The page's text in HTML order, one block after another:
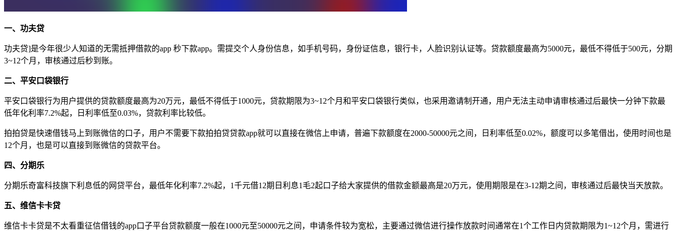
一、功夫贷
功夫贷]是今年很少人知道的无需抵押借款的app 秒下款app。需提交个人身份信息，如手机号码，身份证信息，银行卡，人脸识别认证等。贷款额度最高为5000元，最低不得低于500元，分期
3~12个月，审核通过后秒到账。
二、平安口袋银行
平安口袋银行为用户提供的贷款额度最高为20万元，最低不得低于1000元，贷款期限为3~12个月和平安口袋银行类似，也采用邀请制开通，用户无法主动申请审核通过后最快一分钟下款最
低年化利率7.2%起，日利率低至0.03%，贷款利率比较低。
拍拍贷是快速借钱马上到账微信的口子，用户不需要下款拍拍贷贷款app就可以直接在微信上申请，普遍下款额度在2000-50000元之间，日利率低至0.02%，额度可以多笔借出，使用时间也是
12个月，也是可以直接到账微信的贷款平台。
四、分期乐
分期乐奇富科技旗下利息低的网贷平台，最低年化利率7.2%起，1千元借12期日利息1毛2起口子给大家提供的借款金额最高是20万元，使用期限是在3-12期之间，审核通过后最快当天放款。
五、维信卡卡贷
维信卡卡贷是不太看重征信借钱的app口子平台贷款额度一般在1000元至50000元之间，申请条件较为宽松，主要通过微信进行操作放款时间通常在1个工作日内贷款期限为1~12个月，需进行